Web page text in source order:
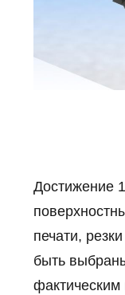
Достижение
печати,
быть
фактическим